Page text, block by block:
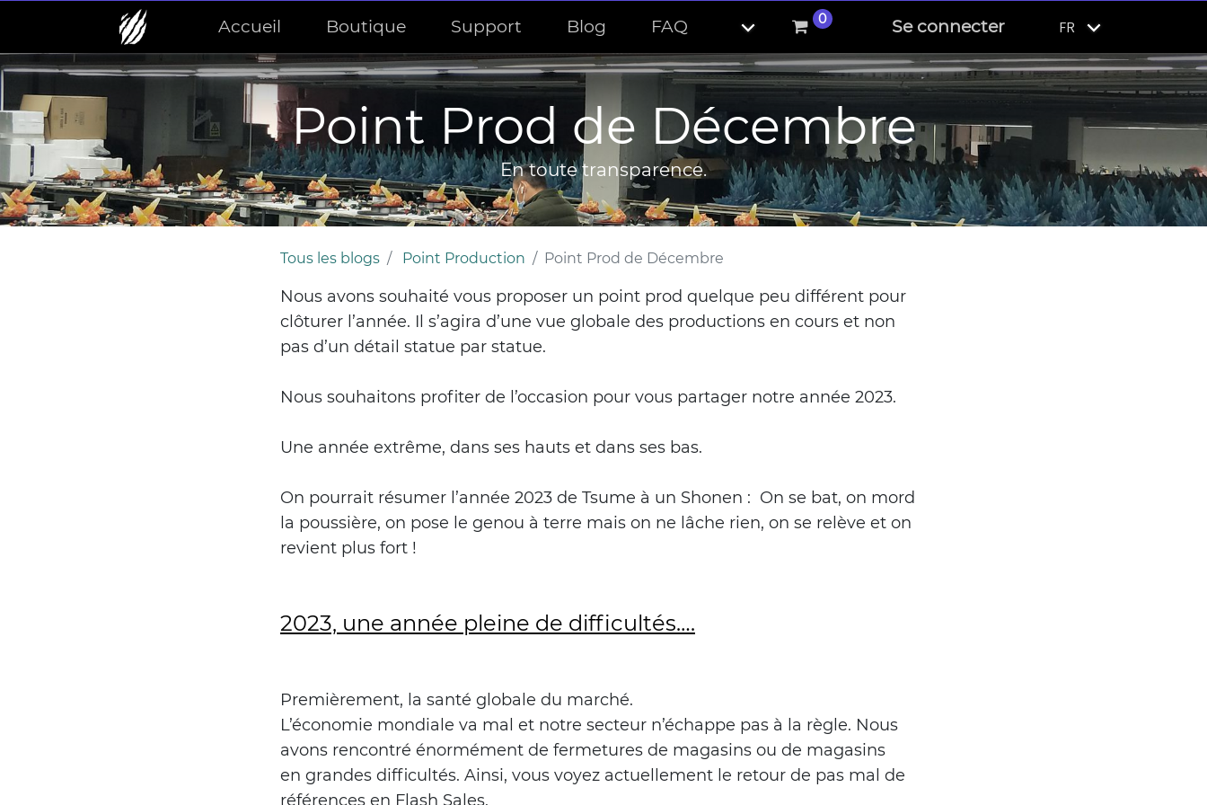
Accueil Boutique Support Blog FAQ 0 Se connecter FR
Point Prod de Décembre
En toute transparence.
Tous les blogs Point Production Point Prod de Décembre
Nous avons souhaité vous proposer un point prod quelque peu différent pour
clôturer l’année. Il s’agira d’une vue globale des productions en cours et non
pas d’un détail statue par statue.
Nous souhaitons profiter de l’occasion pour vous partager notre année 2023.
Une année extrême, dans ses hauts et dans ses bas.
On pourrait résumer l’année 2023 de Tsume à un Shonen : On se bat, on mord
la poussière, on pose le genou à terre mais on ne lâche rien, on se relève et on
revient plus fort !
2023, une année pleine de difficultés….
Premièrement, la santé globale du marché.
L’économie mondiale va mal et notre secteur n’échappe pas à la règle. Nous
avons rencontré énormément de fermetures de magasins ou de magasins
en grandes difficultés. Ainsi, vous voyez actuellement le retour de pas mal de
références en Flash Sales.